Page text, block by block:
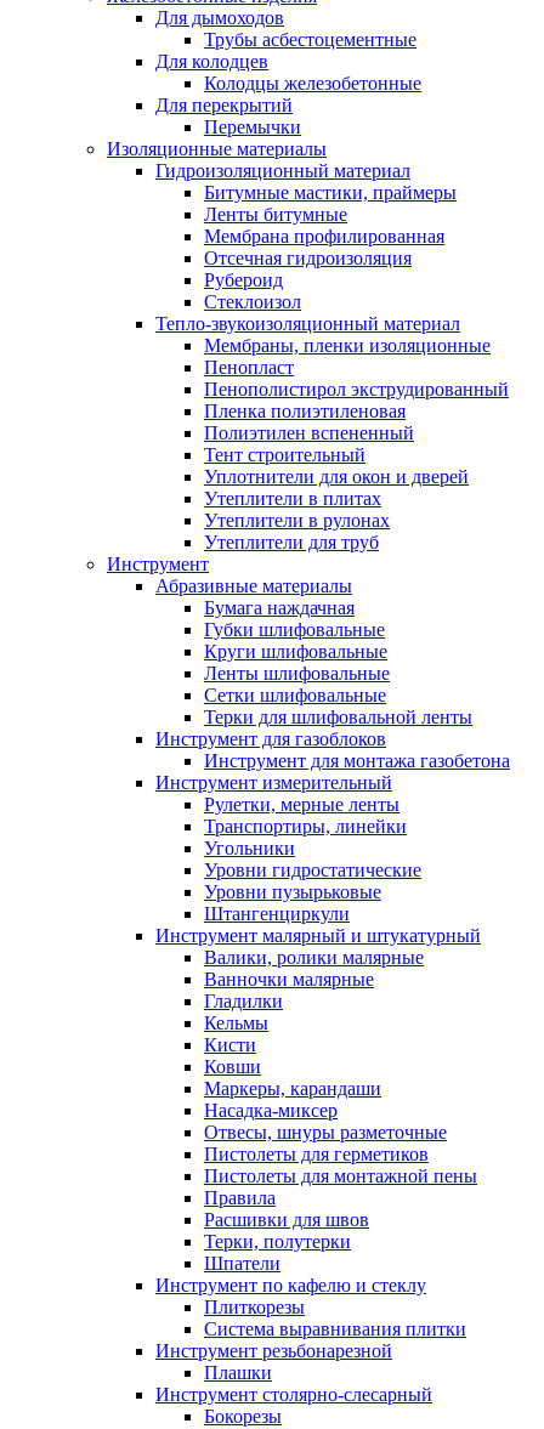
Для дымоходов
Трубы асбестоцементные
Для колодцев
Колодцы железобетонные
Для перекрытий
Перемычки
Изоляционные материалы
Гидроизоляционный материал
Битумные мастики, праймеры
Ленты битумные
Мембрана профилированная
Отсечная гидроизоляция
Рубероид
Стеклоизол
Тепло-звукоизоляционный материал
Мембраны, пленки изоляционные
Пенопласт
Пенополистирол экструдированный
Пленка полиэтиленовая
Полиэтилен вспененный
Тент строительный
Уплотнители для окон и дверей
Утеплители в плитах
Утеплители в рулонах
Утеплители для труб
Инструмент
Абразивные материалы
Бумага наждачная
Губки шлифовальные
Круги шлифовальные
Ленты шлифовальные
Сетки шлифовальные
Терки для шлифовальной ленты
Инструмент для газоблоков
Инструмент для монтажа газобетона
Инструмент измерительный
Рулетки, мерные ленты
Транспортиры, линейки
Угольники
Уровни гидростатические
Уровни пузырьковые
Штангенциркули
Инструмент малярный и штукатурный
Валики, ролики малярные
Ванночки малярные
Гладилки
Кельмы
Кисти
Ковши
Маркеры, карандаши
Насадка-миксер
Отвесы, шнуры разметочные
Пистолеты для герметиков
Пистолеты для монтажной пены
Правила
Расшивки для швов
Терки, полутерки
Шпатели
Инструмент по кафелю и стеклу
Плиткорезы
Система выравнивания плитки
Инструмент резьбонарезной
Плашки
Инструмент столярно-слесарный
Бокорезы